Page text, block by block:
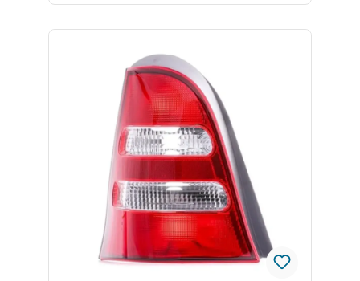
724.045 Für A35 AMG 4MATIC (Baujahr ca.
Verteilergetriebe inklusive Originalteil mit OE-
Nummer A2473700900 Wichtig: Nur passend
für A35 AMG mit DCT 724.045. Professioneller
Einbau und Fahrzeugcodierung empfohlen.
Bei Fragen zur Kompatibilität senden Sie uns
bitte Ihre Fahrgestellnummer (FIN) – wir
prüfen das für Sie!